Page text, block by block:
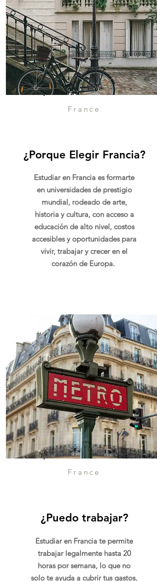
France
¿Porque Elegir Francia?
Estudiar en Francia es formarte
en universidades de prestigio
mundial, rodeado de arte,
historia y cultura, con acceso a
educación de alto nivel, costos
accesibles y oportunidades para
vivir, trabajar y crecer en el
corazón de Europa.
France
¿Puedo trabajar?
Estudiar en Francia te permite
trabajar legalmente hasta 20
horas por semana, lo que no
solo te ayuda a cubrir tus gastos,